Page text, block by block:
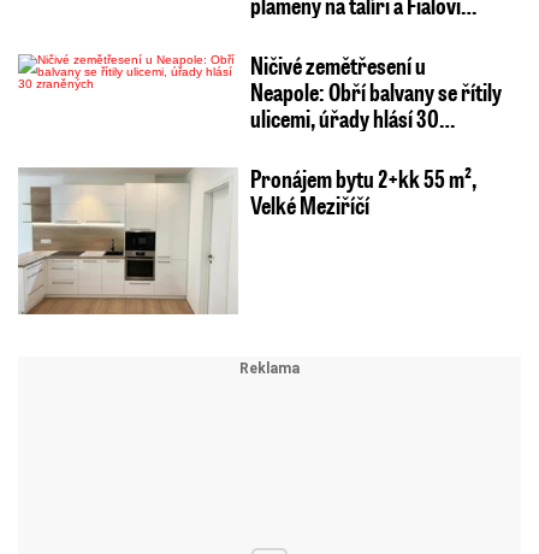
Ničivé zemětřesení u
Neapole: Obří balvany se řítily
ulicemi, úřady hlásí 30…
Pronájem bytu 2+kk 55 m²,
Velké Meziříčí